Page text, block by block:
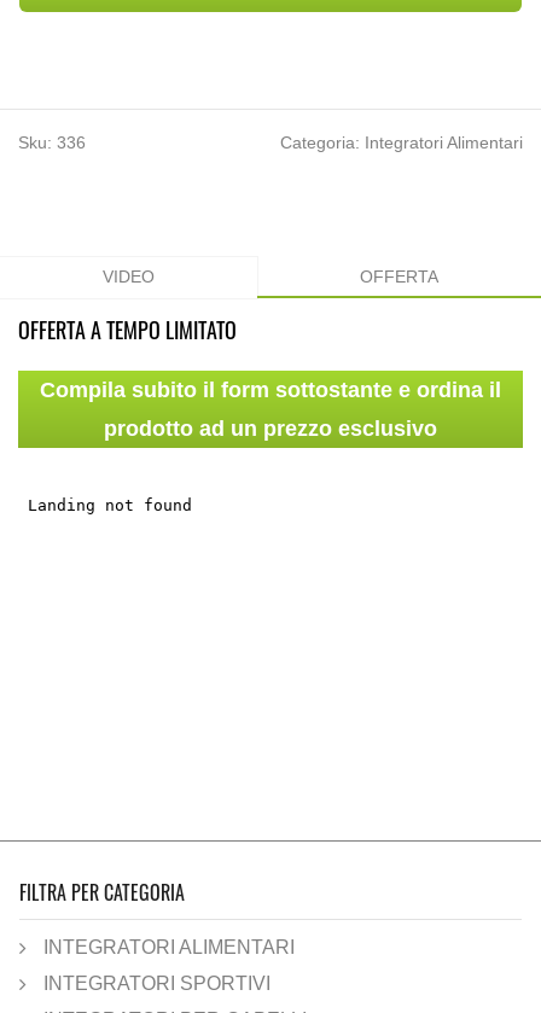
FILTRA PER CATEGORIA
INTEGRATORI ALIMENTARI
INTEGRATORI SPORTIVI
Sku: 336 Categoria: Integratori Alimentari
VIDEO OFFERTA
OFFERTA A TEMPO LIMITATO
Compila subito il form sottostante e ordina il
prodotto ad un prezzo esclusivo